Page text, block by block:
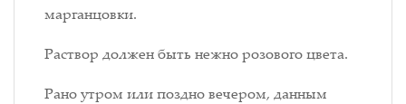
марганцовки.
Раствор должен быть нежно розового цвета.
Рано утром или поздно вечером, данным